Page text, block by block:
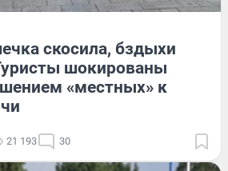
скосила, бздыхи
шокированы
«местных» к
21 193 30